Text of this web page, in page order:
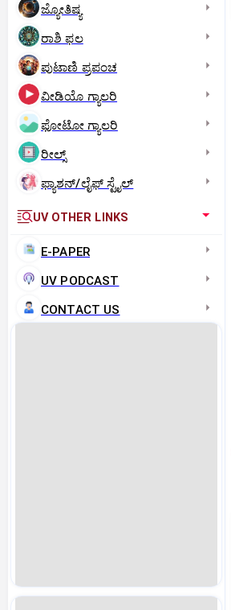
ಜ್ಯೋತಿಷ್ಯ
ರಾಶಿ ಫಲ
ಪುಟಾಣಿ ಪ್ರಪಂಚ
ವೀಡಿಯೊ ಗ್ಯಾಲರಿ
ಫೋಟೋ ಗ್ಯಾಲರಿ
ರೀಲ್ಸ್
ಫ್ಯಾಶನ್/ಲೈಫ್‌ ಸ್ಟೈಲ್
UV OTHER LINKS
E-PAPER
UV PODCAST
CONTACT US